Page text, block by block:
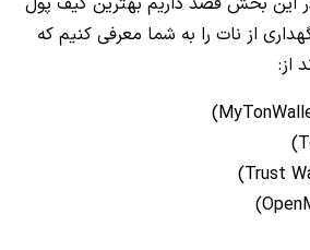
از نات را به شما معرفی کنیم که
از: